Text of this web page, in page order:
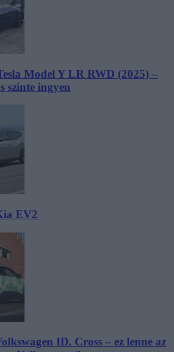
Model Y LR RWD (2025) –
szinte ingyen
EV2
ID. Cross – ez lenne az